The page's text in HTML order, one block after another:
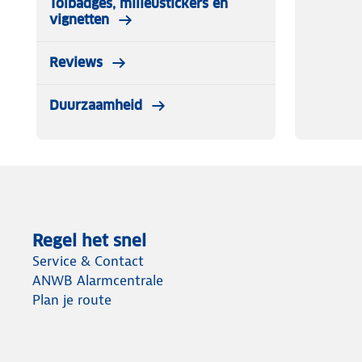
✔ 2x sneeuwsokken
✔ Plastic opbergtas
Tolbadges, milieustickers en
vignetten
Reviews
Duurzaamheid
Regel het snel
Service & Contact
ANWB Alarmcentrale
Plan je route